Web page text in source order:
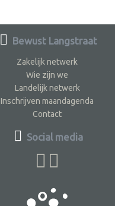
Bewust Langstraat
Zakelijk netwerk
Wie zijn we
Landelijk netwerk
Inschrijven maandagenda
Contact
Social media